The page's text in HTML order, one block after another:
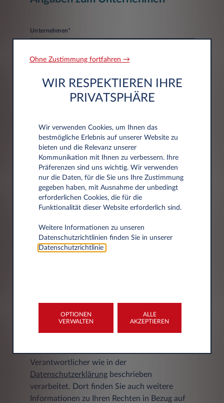
Unternehmen*
Postleitzahl*
Ihre personenbezogenen Daten werden von
Verantwortlicher wie in der
Datenschutzerklärung beschrieben
verarbeitet. Dort finden Sie auch weitere
Informationen zu Ihren Rechten in Bezug auf
Ohne Zustimmung fortfahren →
WIR RESPEKTIEREN IHRE
PRIVATSPHÄRE
Wir verwenden Cookies, um Ihnen das
bestmögliche Erlebnis auf unserer Website zu
bieten und die Relevanz unserer
Kommunikation mit Ihnen zu verbessern. Ihre
Präferenzen sind uns wichtig. Wir verwenden
nur die Daten, für die Sie uns Ihre Zustimmung
gegeben haben, mit Ausnahme der unbedingt
erforderlichen Cookies, die für die
Funktionalität dieser Website erforderlich sind.
Weitere Informationen zu unseren
Datenschutzrichtlinien finden Sie in unserer
Datenschutzrichtlinie.
OPTIONEN
VERWALTEN
ALLE
AKZEPTIEREN